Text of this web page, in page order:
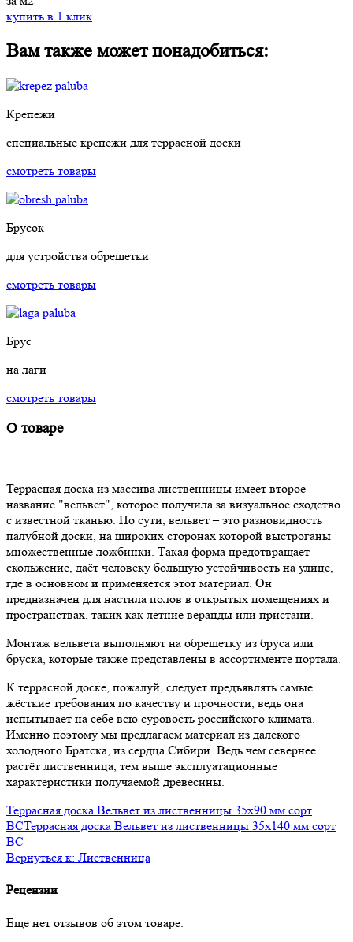
купить в 1 клик
Вам также может понадобиться:
Крепежи
специальные крепежи для террасной доски
смотреть товары
Брусок
для устройства обрешетки
смотреть товары
Брус
на лаги
смотреть товары
О товаре
Террасная доска из массива лиственницы имеет второе
название "вельвет", которое получила за визуальное сходство
с известной тканью. По сути, вельвет – это разновидность
палубной доски, на широких сторонах которой выстроганы
множественные ложбинки. Такая форма предотвращает
скольжение, даёт человеку большую устойчивость на улице,
где в основном и применяется этот материал. Он
предназначен для настила полов в открытых помещениях и
пространствах, таких как летние веранды или пристани.
Монтаж вельвета выполняют на обрешетку из бруса или
бруска, которые также представлены в ассортименте портала.
К террасной доске, пожалуй, следует предъявлять самые
жёсткие требования по качеству и прочности, ведь она
испытывает на себе всю суровость российского климата.
Именно поэтому мы предлагаем материал из далёкого
холодного Братска, из сердца Сибири. Ведь чем севернее
растёт лиственница, тем выше эксплуатационные
характеристики получаемой древесины.
Террасная доска Вельвет из лиственницы 35x90 мм сорт
BCТеррасная доска Вельвет из лиственницы 35x140 мм сорт
BC
Вернуться к: Лиственница
Рецензии
Еще нет отзывов об этом товаре.